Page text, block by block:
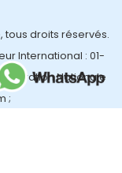
tous droits réservés.
International : 01-
Nationale
;